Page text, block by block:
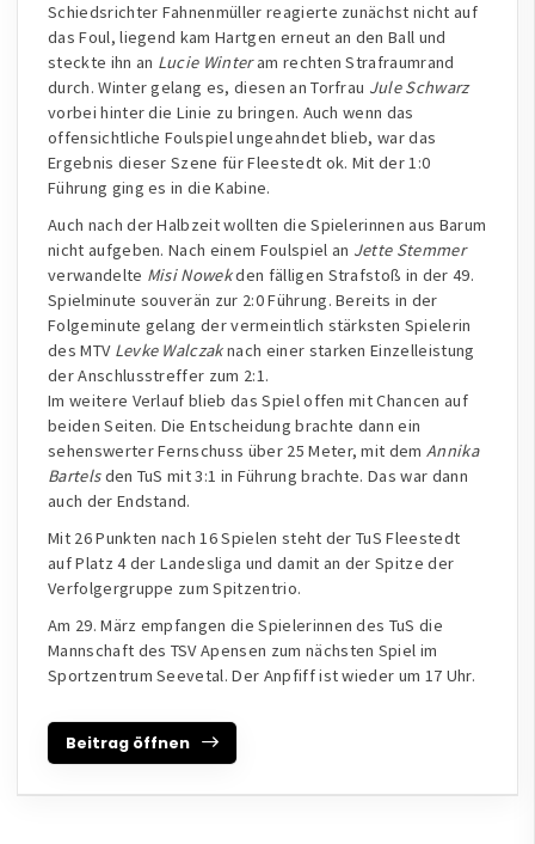
Schiedsrichter Fahnenmüller reagierte zunächst nicht auf
das Foul, liegend kam Hartgen erneut an den Ball und
steckte ihn an Lucie Winteram rechten Strafraumrand
durch. Winter gelang es, diesen an Torfrau Jule Schwarz
vorbei hinter die Linie zu bringen. Auch wenn das
offensichtliche Foulspiel ungeahndet blieb, war das
Ergebnis dieser Szene für Fleestedt ok. Mit der 1:0
Führung ging es in die Kabine.
Auch nach der Halbzeit wollten die Spielerinnen aus Barum
nicht aufgeben. Nach einem Foulspiel an Jette Stemmer
verwandelte Misi Nowekden fälligen Strafstoß in der 49.
Spielminute souverän zur 2:0 Führung. Bereits in der
Folgeminute gelang der vermeintlich stärksten Spielerin
des MTV Levke Walczaknach einer starken Einzelleistung
der Anschlusstreffer zum 2:1.
Im weitere Verlauf blieb das Spiel offen mit Chancen auf
beiden Seiten. Die Entscheidung brachte dann ein
sehenswerter Fernschuss über 25 Meter, mit demAnnika
Bartelsden TuS mit 3:1 in Führung brachte. Das war dann
auch der Endstand.
Mit 26 Punkten nach 16 Spielen steht der TuS Fleestedt
auf Platz 4 der Landesliga und damit an der Spitze der
Verfolgergruppe zum Spitzentrio.
Am 29. März empfangen die Spielerinnen des TuS die
Mannschaft des TSV Apensen zum nächsten Spiel im
Sportzentrum Seevetal. Der Anpfiff ist wieder um 17 Uhr.
Beitrag öffnen